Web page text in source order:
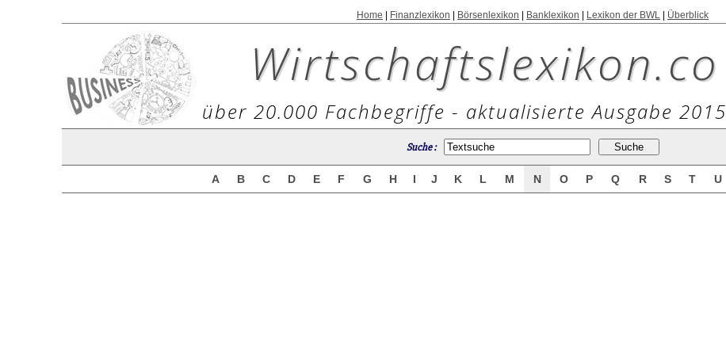
Home Finanzlexikon Börsenlexikon Banklexikon Lexikon der BWL Überblick
Wirtschaftslexikon.co
über 20.000 Fachbegriffe - aktualisierte Ausgabe 2015
Suche :
A B C D E F G H I J K L M N O P Q R S T U